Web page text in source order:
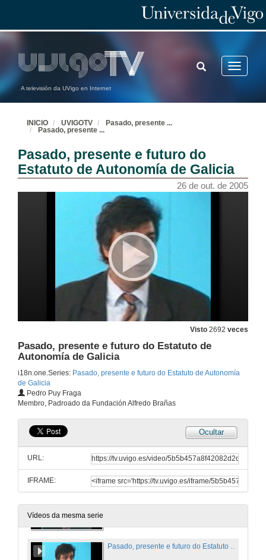
A televisión da UVigo en Internet
Toggle
TOGGLE
SEARCH
INICIO UVIGOTV Pasado, presente ...
Pasado, presente ...
Pasado, presente e futuro do
Estatuto de Autonomía de Galicia
26 de out. de 2005
Visto 2692 veces
Pasado, presente e futuro do Estatuto de
Autonomía de Galicia
i18n.one.Series: Pasado, presente e futuro do Estatuto de Autonomía
de Galicia
Pedro Puy Fraga
Membro, Padroado da Fundación Alfredo Brañas
Ocultar
URL:
IFRAME:
Vídeos da mesma serie
19 de out. de 2005
Presentación da Conferencia
19 de out. de 2005
Pasado, presente e futuro do Estatuto de Autonomía de Galicia
19 de out. de 2005
20 de out. de 2005
Pasado, presente e futuro do Estatuto de Autonomía de Galicia
20 de out. de 2005
Presentación da Mesa Redonda
Pasado, presente e futuro do Estatuto de Autonomía de Galicia